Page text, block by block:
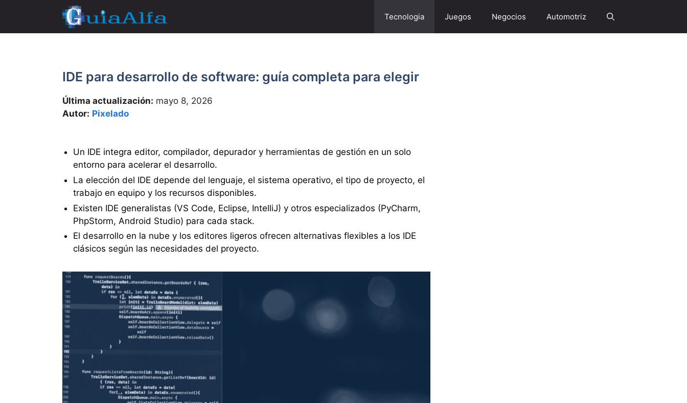
contenido
Tecnologia Juegos Negocios Automotriz
IDE para desarrollo de software: guía completa para elegir
Última actualización: mayo 8, 2026
Autor: Pixelado
Un IDE integra editor, compilador, depurador y herramientas de gestión en un solo
entorno para acelerar el desarrollo.
La elección del IDE depende del lenguaje, el sistema operativo, el tipo de proyecto, el
trabajo en equipo y los recursos disponibles.
Existen IDE generalistas (VS Code, Eclipse, IntelliJ) y otros especializados (PyCharm,
PhpStorm, Android Studio) para cada stack.
El desarrollo en la nube y los editores ligeros ofrecen alternativas flexibles a los IDE
clásicos según las necesidades del proyecto.